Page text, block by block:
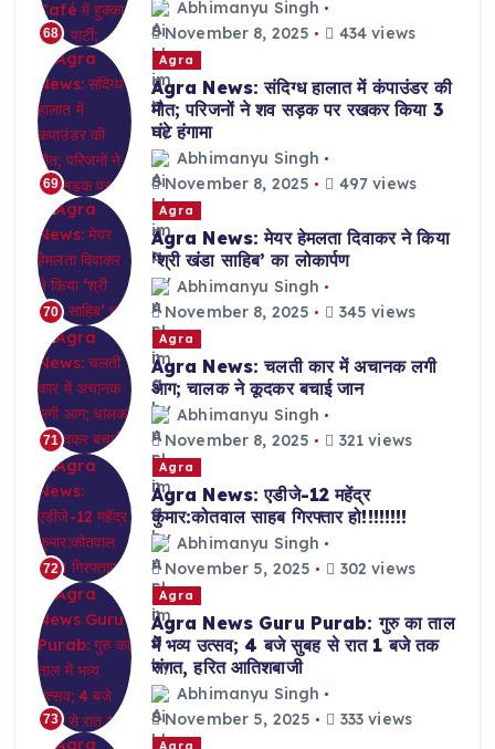
68
Abhimanyu Singh
November 8, 2025
434 views
69
Agra
Agra News: संदिग्ध हालात में कंपाउंडर की
मौत; परिजनों ने शव सड़क पर रखकर किया 3
घंटे हंगामा
Abhimanyu Singh
November 8, 2025
497 views
70
Agra
Agra News: मेयर हेमलता दिवाकर ने किया
‘श्री खंडा साहिब’ का लोकार्पण
Abhimanyu Singh
November 8, 2025
345 views
71
Agra
Agra News: चलती कार में अचानक लगी
आग; चालक ने कूदकर बचाई जान
Abhimanyu Singh
November 8, 2025
321 views
72
Agra
Agra News: एडीजे-12 महेंद्र
कुमार:कोतवाल साहब गिरफ्तार हो!!!!!!!!
Abhimanyu Singh
November 5, 2025
302 views
73
Agra
Agra News Guru Purab: गुरु का ताल
में भव्य उत्सव; 4 बजे सुबह से रात 1 बजे तक
संगत, हरित आतिशबाजी
Abhimanyu Singh
November 5, 2025
333 views